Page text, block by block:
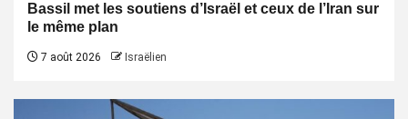
Bassil met les soutiens d’Israël et ceux de l’Iran sur
le même plan
7 août 2026 Israëlien